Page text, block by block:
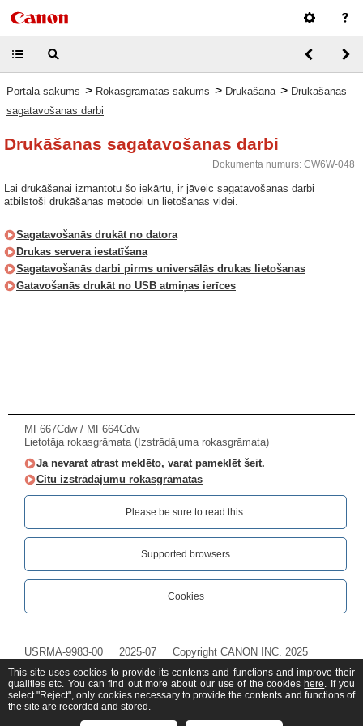
Portāla sākums > Rokasgrāmatas sākums > Drukāšana > Drukāšanas
sagatavošanas darbi
Drukāšanas sagatavošanas darbi
Dokumenta numurs: CW6W-048
Lai drukāšanai izmantotu šo iekārtu, ir jāveic sagatavošanas darbi
atbilstoši drukāšanas metodei un lietošanas videi.
Sagatavošanās drukāt no datora
Drukas servera iestatīšana
Sagatavošanās darbi pirms universālās drukas lietošanas
Gatavošanās drukāt no USB atmiņas ierīces
MF667Cdw / MF664Cdw
Lietotāja rokasgrāmata (Izstrādājuma rokasgrāmata)
Ja nevarat atrast meklēto, varat pameklēt šeit.
Citu izstrādājumu rokasgrāmatas
Please be sure to read this.‎
Supported browsers
Cookies
USRMA-9983-00 2025-07 Copyright CANON INC. 2025
This site uses cookies to provide its contents and functions and improve their
qualities etc. You can find out more about our use of the cookies here. If you
select "Reject", only cookies necessary to provide the contents and functions of
the site are recorded and stored.